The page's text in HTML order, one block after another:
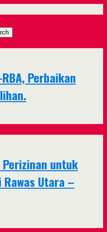
Perbaikan
Perizinan untuk
Utara –